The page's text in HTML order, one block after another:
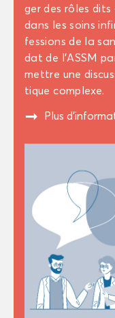
ger des rôles dits
dans les soins
fes­sions de la
dat de l’ASSM
mettre une
tique com­plexe.
" Plus